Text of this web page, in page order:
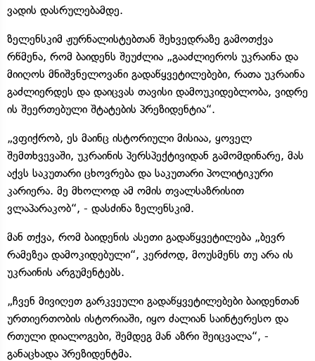
ვადის დასრულებამდე.
ზელენსკიმ ჟურნალისტებთან შეხვედრაზე გამოთქვა
რწმენა, რომ ბაიდენს შეუძლია „გააძლიეროს უკრაინა და
მიიღოს მნიშვნელოვანი გადაწყვეტილებები, რათა უკრაინა
გაძლიერდეს და დაიცვას თავისი დამოუკიდებლობა, ვიდრე
ის შეერთებული შტატების პრეზიდენტია“.
„ვფიქრობ, ეს მაინც ისტორიული მისიაა, ყოველ
შემთხვევაში, უკრაინის პერსპექტივიდან გამომდინარე, მას
აქვს საკუთარი ცხოვრება და საკუთარი პოლიტიკური
კარიერა. მე მხოლოდ ამ ომის თვალსაზრისით
ვლაპარაკობ“, - დასძინა ზელენსკიმ.
მან თქვა, რომ ბაიდენის ასეთი გადაწყვეტილება „ბევრ
რამეზეა დამოკიდებული“, კერძოდ, მოუსმენს თუ არა ის
უკრაინის არგუმენტებს.
„ჩვენ მივიღეთ გარკვეული გადაწყვეტილებები ბაიდენთან
ურთიერთობის ისტორიაში, იყო ძალიან საინტერესო და
რთული დიალოგები, შემდეგ მან აზრი შეიცვალა“, -
განაცხადა პრეზიდენტმა.